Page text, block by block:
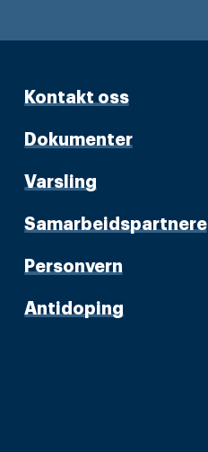
Kontakt oss
Dokumenter
Varsling
Samarbeidspartnere
Personvern
Antidoping